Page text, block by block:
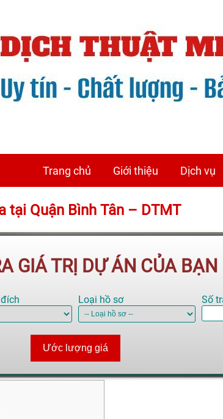
Trang chủ Giới thiệu Dịch vụ
tại Quận Bình Tân – DTMT
GIÁ TRỊ DỰ ÁN CỦA BẠN
Loại hồ sơ Số
Ước lượng giá